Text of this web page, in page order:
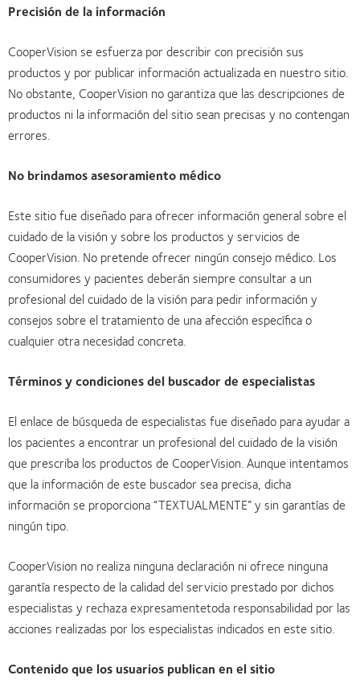
Precisión de la información
CooperVision se esfuerza por describir con precisión sus
productos y por publicar información actualizada en nuestro sitio.
No obstante, CooperVision no garantiza que las descripciones de
productos ni la información del sitio sean precisas y no contengan
errores.
No brindamos asesoramiento médico
Este sitio fue diseñado para ofrecer información general sobre el
cuidado de la visión y sobre los productos y servicios de
CooperVision. No pretende ofrecer ningún consejo médico. Los
consumidores y pacientes deberán siempre consultar a un
profesional del cuidado de la visión para pedir información y
consejos sobre el tratamiento de una afección específica o
cualquier otra necesidad concreta.
Términos y condiciones del buscador de especialistas
El enlace de búsqueda de especialistas fue diseñado para ayudar a
los pacientes a encontrar un profesional del cuidado de la visión
que prescriba los productos de CooperVision. Aunque intentamos
que la información de este buscador sea precisa, dicha
información se proporciona “TEXTUALMENTE” y sin garantías de
ningún tipo.
CooperVision no realiza ninguna declaración ni ofrece ninguna
garantía respecto de la calidad del servicio prestado por dichos
especialistas y rechaza expresamentetoda responsabilidad por las
acciones realizadas por los especialistas indicados en este sitio.
Contenido que los usuarios publican en el sitio